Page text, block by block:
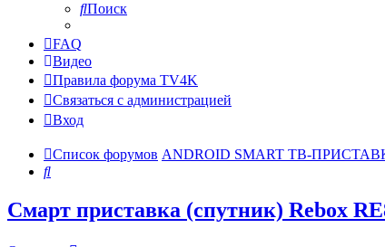
Поиск
FAQ
Видео
Правила форума TV4K
Связаться с администрацией
Вход
Список форумов ANDROID SMART ТВ-
Поиск
Смарт приставка (спутник) Rebox